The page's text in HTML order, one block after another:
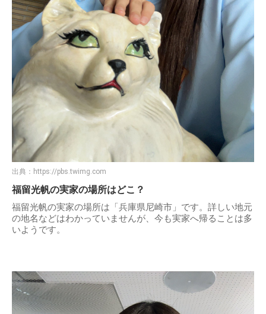
出典： https://pbs.twimg.com
福留光帆の実家の場所はどこ？
福留光帆の実家の場所は「兵庫県尼崎市」です。詳しい地元
の地名などはわかっていませんが、今も実家へ帰ることは多
いようです。